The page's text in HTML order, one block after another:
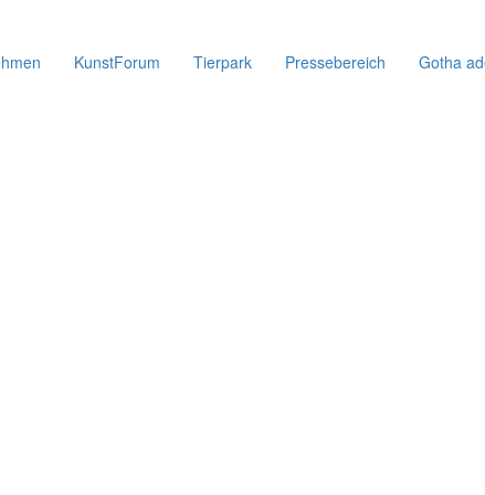
KunstForum Tierpark Pressebereich Gotha